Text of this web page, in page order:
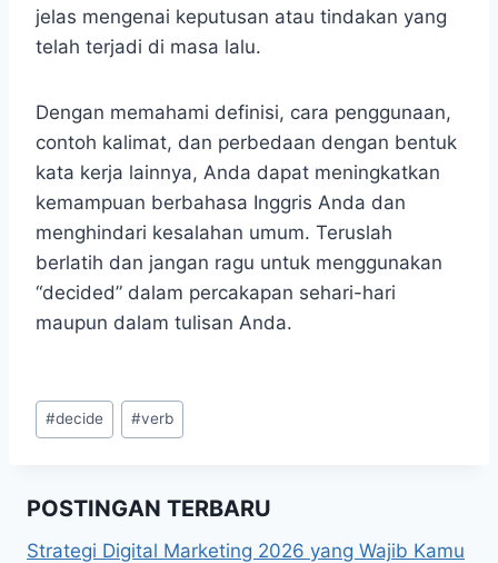
jelas mengenai keputusan atau tindakan yang
telah terjadi di masa lalu.
Dengan memahami definisi, cara penggunaan,
contoh kalimat, dan perbedaan dengan bentuk
kata kerja lainnya, Anda dapat meningkatkan
kemampuan berbahasa Inggris Anda dan
menghindari kesalahan umum. Teruslah
berlatih dan jangan ragu untuk menggunakan
“decided” dalam percakapan sehari-hari
maupun dalam tulisan Anda.
Post
Tags:
#decide #verb
POSTINGAN TERBARU
Strategi Digital Marketing 2026 yang Wajib Kamu